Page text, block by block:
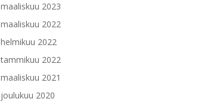
maaliskuu 2023
maaliskuu 2022
helmikuu 2022
tammikuu 2022
maaliskuu 2021
joulukuu 2020